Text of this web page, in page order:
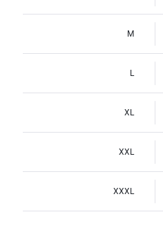
M
L
XL
XXL
XXXL